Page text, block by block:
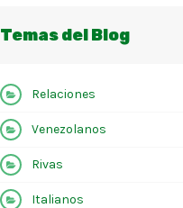
Temas del Blog
Relaciones
Venezolanos
Rivas
Italianos